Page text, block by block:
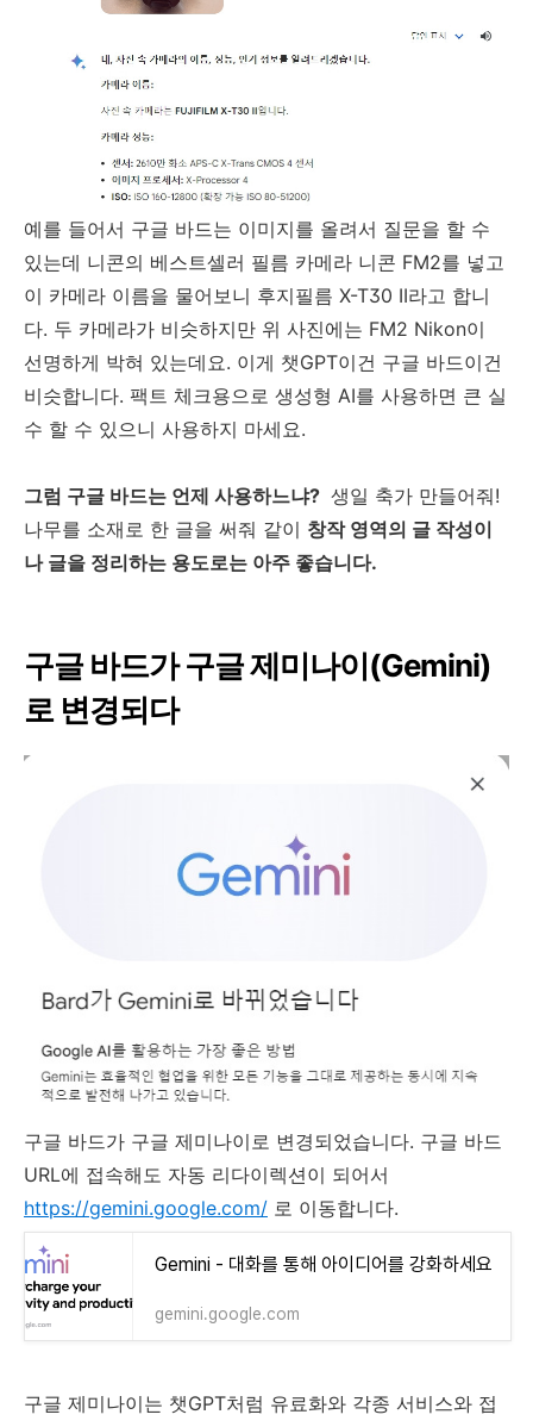
예를 들어서 구글 바드는 이미지를 올려서 질문을 할 수
있는데 니콘의 베스트셀러 필름 카메라 니콘 FM2를 넣고
이 카메라 이름을 물어보니 후지필름 X-T30 II라고 합니
다. 두 카메라가 비슷하지만 위 사진에는 FM2 Nikon이
선명하게 박혀 있는데요. 이게 챗GPT이건 구글 바드이건
비슷합니다. 팩트 체크용으로 생성형 AI를 사용하면 큰 실
수 할 수 있으니 사용하지 마세요.
그럼 구글 바드는 언제 사용하느냐? 생일 축가 만들어줘!
나무를 소재로 한 글을 써줘 같이 창작 영역의 글 작성이
나 글을 정리하는 용도로는 아주 좋습니다.
구글 바드가 구글 제미나이(Gemini)
로 변경되다
구글 바드가 구글 제미나이로 변경되었습니다. 구글 바드
URL에 접속해도 자동 리다이렉션이 되어서
https://gemini.google.com/ 로 이동합니다.
‎Gemini - 대화를 통해 아이디어를 강화하세요
gemini.google.com
구글 제미나이는 챗GPT처럼 유료화와 각종 서비스와 접